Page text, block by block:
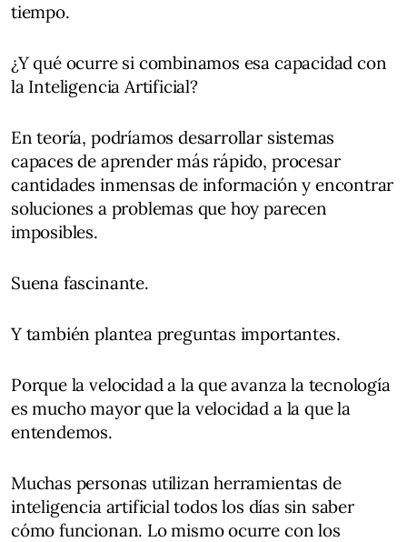
tiempo.
¿Y qué ocurre si combinamos esa capacidad con
la Inteligencia Artificial?
En teoría, podríamos desarrollar sistemas
capaces de aprender más rápido, procesar
cantidades inmensas de información y encontrar
soluciones a problemas que hoy parecen
imposibles.
Suena fascinante.
Y también plantea preguntas importantes.
Porque la velocidad a la que avanza la tecnología
es mucho mayor que la velocidad a la que la
entendemos.
Muchas personas utilizan herramientas de
inteligencia artificial todos los días sin saber
cómo funcionan. Lo mismo ocurre con los